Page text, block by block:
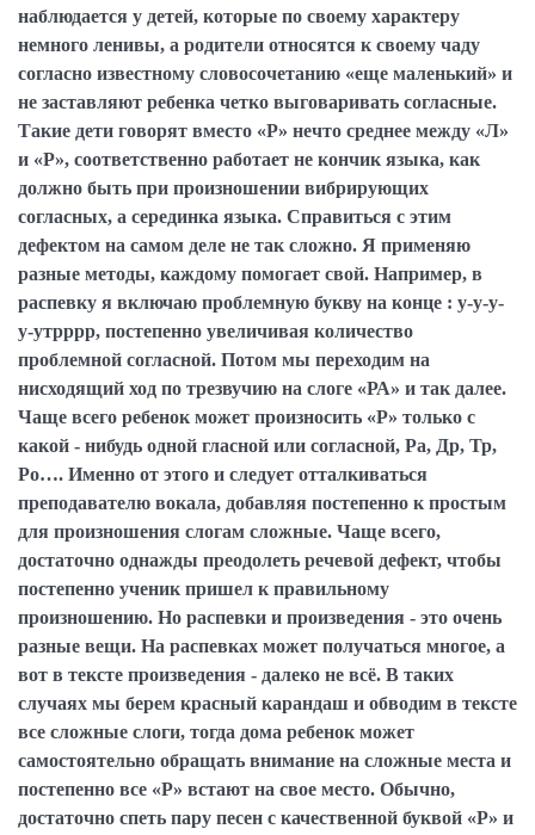
наблюдается у детей, которые по своему характеру
немного ленивы, а родители относятся к своему чаду
согласно известному словосочетанию «еще маленький» и
не заставляют ребенка четко выговаривать согласные.
Такие дети говорят вместо «Р» нечто среднее между «Л»
и «Р», соответственно работает не кончик языка, как
должно быть при произношении вибрирующих
согласных, а серединка языка. Справиться с этим
дефектом на самом деле не так сложно. Я применяю
разные методы, каждому помогает свой. Например, в
распевку я включаю проблемную букву на конце : у-у-у-
у-утрррр, постепенно увеличивая количество
проблемной согласной. Потом мы переходим на
нисходящий ход по трезвучию на слоге «РА» и так далее.
Чаще всего ребенок может произносить «Р» только с
какой - нибудь одной гласной или согласной, Ра, Др, Тр,
Ро…. Именно от этого и следует отталкиваться
преподавателю вокала, добавляя постепенно к простым
для произношения слогам сложные. Чаще всего,
достаточно однажды преодолеть речевой дефект, чтобы
постепенно ученик пришел к правильному
произношению. Но распевки и произведения - это очень
разные вещи. На распевках может получаться многое, а
вот в тексте произведения - далеко не всё. В таких
случаях мы берем красный карандаш и обводим в тексте
все сложные слоги, тогда дома ребенок может
самостоятельно обращать внимание на сложные места и
постепенно все «Р» встают на свое место. Обычно,
достаточно спеть пару песен с качественной буквой «Р» и